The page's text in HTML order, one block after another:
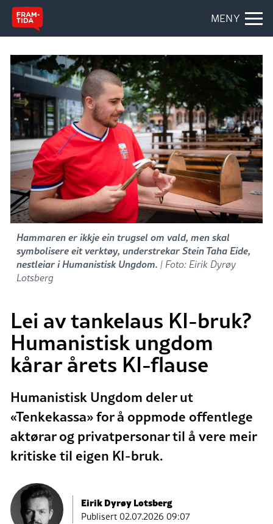
MENY
Hammaren er ikkje ein trugsel om vald, men skal
symbolisere eit verktøy, understrekar Stein Taha Eide,
nestleiar i Humanistisk Ungdom. | Foto: Eirik Dyrøy
Lotsberg
Lei av tankelaus KI-bruk?
Humanistisk ungdom
kårar årets KI-flause
Humanistisk Ungdom deler ut
«Tenkekassa» for å oppmode offentlege
aktørar og privatpersonar til å vere meir
kritiske til eigen KI-bruk.
Eirik Dyrøy Lotsberg
Publisert02.07.2026 09:07